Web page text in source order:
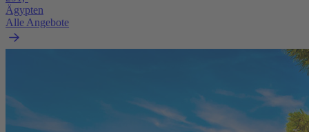
Ägypten
Alle Angebote